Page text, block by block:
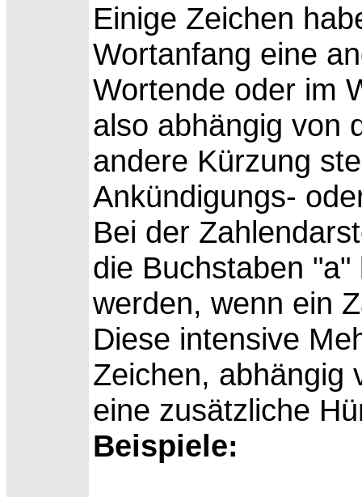
Einige Zeichen
Wortanfang eine
Wortende oder im
also abhängig von
andere Kürzung
Ankündigungs-
Bei der
die Buchstaben
werden, wenn ein
Diese intensive
Zeichen, abhängig
eine zusätzliche
Beispiele: